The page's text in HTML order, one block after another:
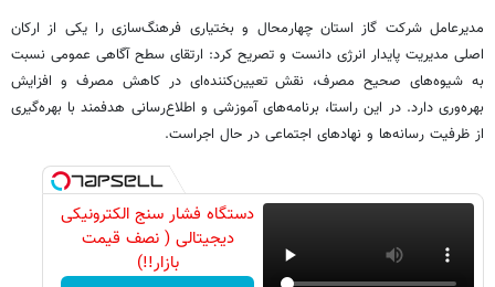
مدیرعامل شرکت گاز استان چهارمحال و بختیاری فرهنگ‌سازی را یکی از ارکان
اصلی مدیریت پایدار انرژی دانست و تصریح کرد: ارتقای سطح آگاهی عمومی نسبت
به شیوه‌های صحیح مصرف، نقش تعیین‌کننده‌ای در کاهش مصرف و افزایش
بهره‌وری دارد. در این راستا، برنامه‌های آموزشی و اطلاع‌رسانی هدفمند با بهره‌گیری
از ظرفیت رسانه‌ها و نهادهای اجتماعی در حال اجراست.
دستگاه فشار سنج الکترونیکی
دیجیتالی ( نصف قیمت
بازار!!)